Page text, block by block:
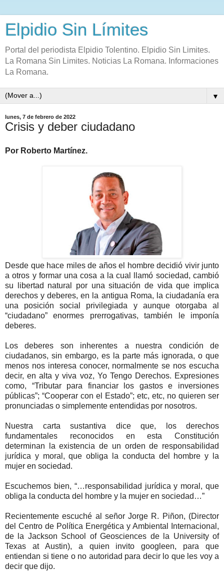
Elpidio Sin Límites
Portal del periodista Elpidio Tolentino. Elpidio Sin Limites.
La Romana Sin Limites. Noticias La Romana. Informaciones
La Romana.
▼
lunes, 7 de febrero de 2022
Crisis y deber ciudadano
Por Roberto Martínez.
Desde que hace miles de años el hombre decidió vivir junto
a otros y formar una cosa a la cual llamó sociedad, cambió
su libertad natural por una situación de vida que implica
derechos y deberes, en la antigua Roma, la ciudadanía era
una posición social privilegiada y aunque otorgaba al
“ciudadano” enormes prerrogativas, también le imponía
deberes.
Los deberes son inherentes a nuestra condición de
ciudadanos, sin embargo, es la parte más ignorada, o que
menos nos interesa conocer, normalmente se nos escucha
decir, en alta y viva voz, Yo Tengo Derechos. Expresiones
como, “Tributar para financiar los gastos e inversiones
públicas”; “Cooperar con el Estado”; etc, etc, no quieren ser
pronunciadas o simplemente entendidas por nosotros.
Nuestra carta sustantiva dice que, los derechos
fundamentales reconocidos en esta Constitución
determinan la existencia de un orden de responsabilidad
jurídica y moral, que obliga la conducta del hombre y la
mujer en sociedad.
Escuchemos bien, “…responsabilidad jurídica y moral, que
obliga la conducta del hombre y la mujer en sociedad…”
Recientemente escuché al señor Jorge R. Piñon, (Director
del Centro de Política Energética y Ambiental Internacional,
de la Jackson School of Geosciences de la University of
Texas at Austin), a quien invito googleen, para que
entiendan si tiene o no autoridad para decir lo que les voy a
decir que dijo.